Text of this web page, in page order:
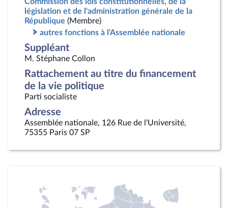
législation et de l'administration générale de la
République (Membre)
autres fonctions à l'Assemblée nationale
Suppléant
M. Stéphane Collon
Rattachement au titre du financement
de la vie politique
Parti socialiste
Adresse
Assemblée nationale, 126 Rue de l'Université,
75355 Paris 07 SP